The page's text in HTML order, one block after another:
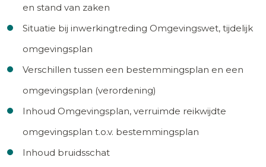
en stand van zaken
Situatie bij inwerkingtreding Omgevingswet, tijdelijk
omgevingsplan
Verschillen tussen een bestemmingsplan en een
omgevingsplan (verordening)
Inhoud Omgevingsplan, verruimde reikwijdte
omgevingsplan t.o.v. bestemmingsplan
Inhoud bruidsschat